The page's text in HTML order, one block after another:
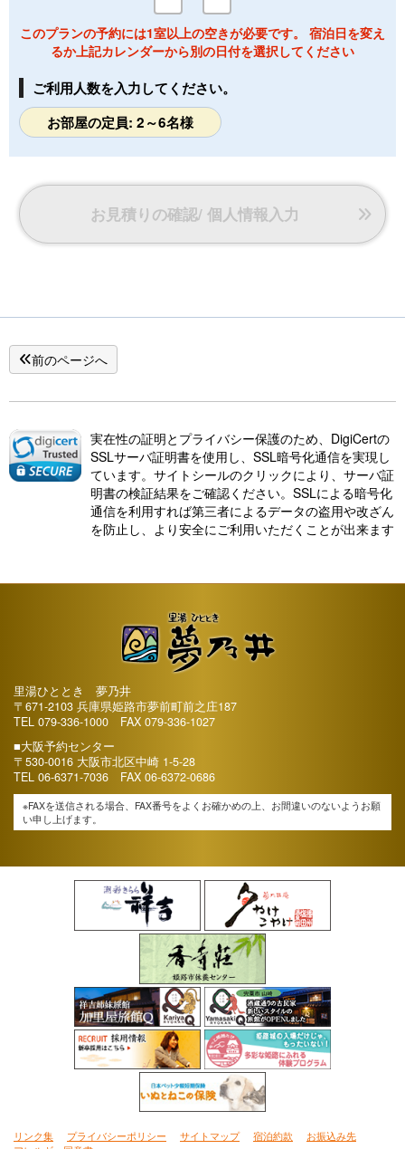
このプランの予約には1室以上の空きが必要です。 宿泊日を変え
るか上記カレンダーから別の日付を選択してください
ご利用人数を入力してください。
お部屋の定員: 2～6名様
お見積りの確認/ 個人情報入力
前のページへ
実在性の証明とプライバシー保護のため、DigiCertの
SSLサーバ証明書を使用し、SSL暗号化通信を実現し
ています。サイトシールのクリックにより、サーバ証
明書の検証結果をご確認ください。SSLによる暗号化
通信を利用すれば第三者によるデータの盗用や改ざん
を防止し、より安全にご利用いただくことが出来ます
里湯ひととき 夢乃井
〒671-2103 兵庫県姫路市夢前町前之庄187
TEL 079-336-1000 FAX 079-336-1027
■大阪予約センター
〒530-0016 大阪市北区中崎 1-5-28
TEL 06-6371-7036 FAX 06-6372-0686
※FAXを送信される場合、FAX番号をよくお確かめの上、お間違いのないようお願
い申し上げます。
リンク集 プライバシーポリシー サイトマップ 宿泊約款
お振込み先